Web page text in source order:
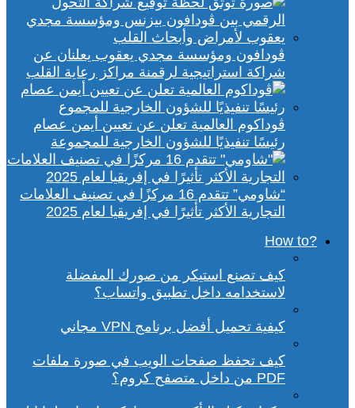
ڤودافون ومؤسسة مجدي يعقوب يعلنان عن
شراكة استراتيجية لرقمنة مراكز رعاية القلب
ڤوداكوم العالمية تعلن عن تعيين أيمن عصام
رئيسًا تنفيذيًا للشؤون الخارجية للمجموعة
“شاومي” تتقدم 16 مركزًا في تصنيف العلامات
التجارية الأكثر تأثيرًا في إفريقيا لعام 2025
?How to
كيف تصنع استيكر من صورك المفضلة
لاستخدامه داخل تطبيق واتساب؟
كيفية تحميل أفضل برنامج VPN مجاني
كيف تحفظ صفحات الويب في صورة ملفات
PDF من داخل متصفح كروم؟